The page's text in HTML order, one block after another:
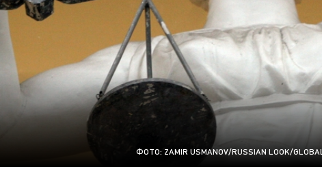
ФОТО: ZAMIR USMANOV/RUSSIAN LOOK/